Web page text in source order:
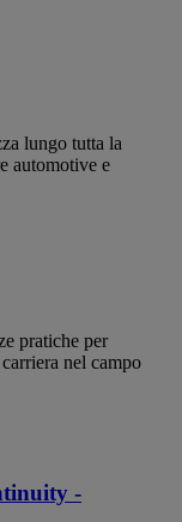
lungo tutta la
automotive e
pratiche per
nel campo
-